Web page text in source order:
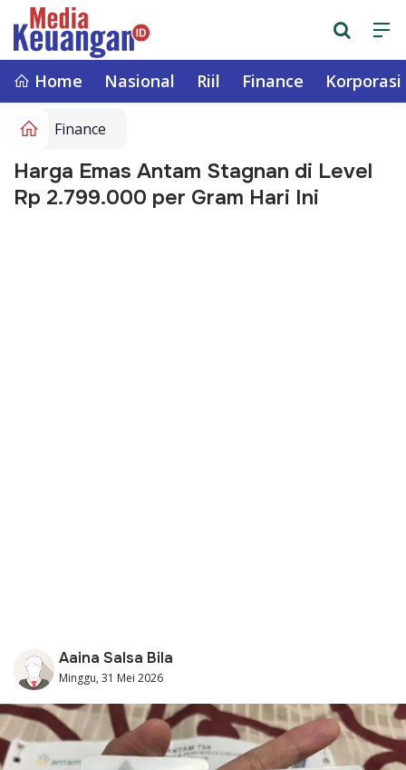
Home Nasional Riil Finance Korporasi
Finance
Harga Emas Antam Stagnan di Level
Rp 2.799.000 per Gram Hari Ini
Aaina Salsa Bila
Minggu, 31 Mei 2026